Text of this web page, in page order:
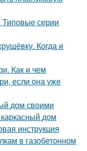
серии
Когда и
Как и чем
если она уже
дом своими
дом
инструкция
в газобетонном